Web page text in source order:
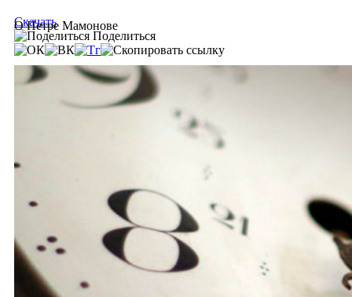
О Петре Мамонове
Скачать
Поделиться